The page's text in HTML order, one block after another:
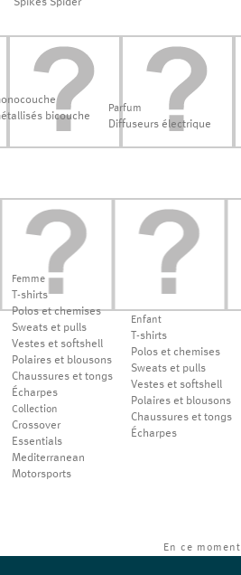
Spikes Spider
bicouche
Parfum
Diffuseurs électrique
Femme
T-shirts
Polos et chemises
Sweats et pulls
Vestes et softshell
Polaires et blousons
Chaussures et tongs
Écharpes
Collection
Crossover
Essentials
Mediterranean
Motorsports
Enfant
T-shirts
Polos et chemises
Sweats et pulls
Vestes et softshell
Polaires et blousons
Chaussures et tongs
Écharpes
En ce moment